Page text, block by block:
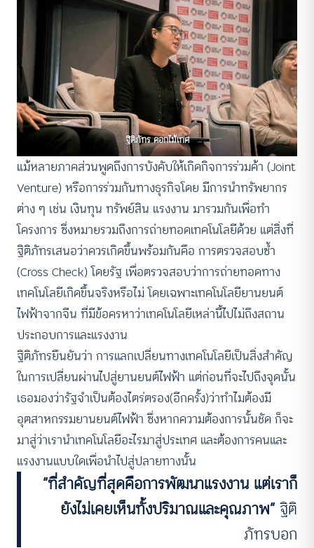
ฐิติภัทร ดอกไม้เทศ
แม้หลายภาคส่วนพูดถึงการบังคับให้เกิดกิจการร่วมค้า (Joint
Venture) หรือการร่วมกันทางธุรกิจโดย มีการนำทรัพยากร
ต่าง ๆ เช่น เงินทุน ทรัพย์สิน แรงงาน มารวมกันเพื่อทำ
โครงการ ซึ่งหมายรวมถึงการถ่ายทอดเทคโนโลยีด้วย แต่สิ่งที่
ฐิติภัทรเสนอว่าควรเกิดขึ้นพร้อมกันคือ การตรวจสอบซ้ำ
(Cross Check) โดยรัฐ เพื่อตรวจสอบว่าการถ่ายทอดทาง
เทคโนโลยีเกิดขึ้นจริงหรือไม่ โดยเฉพาะเทคโนโลยียานยนต์
ไฟฟ้าจากจีน ที่มีข้อครหาว่าเทคโนโลยีเหล่านี้ไปไม่ถึงสถาน
ประกอบการและแรงงาน
ฐิติภัทรยืนยันว่า การแลกเปลี่ยนทางเทคโนโลยีเป็นสิ่งสำคัญ
ในการเปลี่ยนผ่านไปสู่ยานยนต์ไฟฟ้า แต่ก่อนที่จะไปถึงจุดนั้น
เธอมองว่ารัฐจำเป็นต้องไตร่ตรอง(อีกครั้ง)ว่าทำไมต้องมี
อุตสาหกรรมยานยนต์ไฟฟ้า ซึ่งหากความต้องการนั้นชัด ก็จะ
มาสู่ว่าเรานำเทคโนโลยีอะไรมาสู่ประเทศ และต้องการคนและ
แรงงานแบบใดเพื่อนำไปสู่ปลายทางนั้น
“ที่สำคัญที่สุดคือการพัฒนาแรงงาน แต่เราก็
ยังไม่เคยเห็นทั้งปริมาณและคุณภาพ”ฐิติ
ภัทรบอก